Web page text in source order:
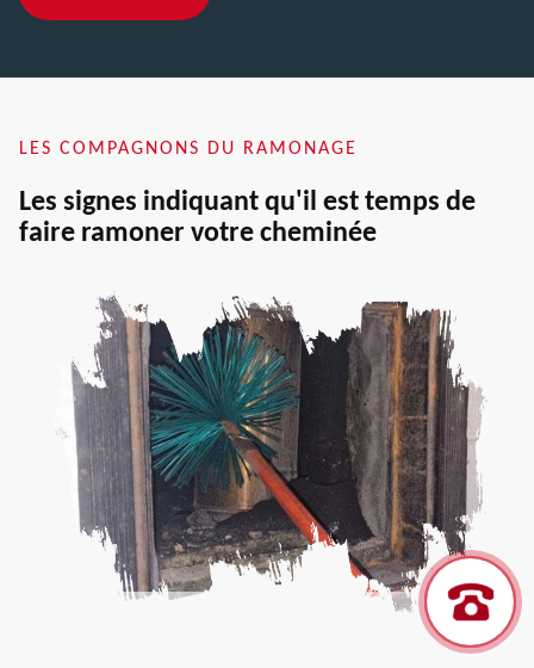
LES COMPAGNONS DU RAMONAGE
Les signes indiquant qu'il est temps de
faire ramoner votre cheminée